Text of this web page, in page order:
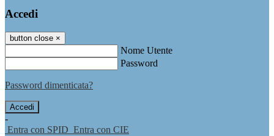
Accedi
button close ×
Nome Utente
Password
Password dimenticata?
-
Entra con SPID Entra con CIE